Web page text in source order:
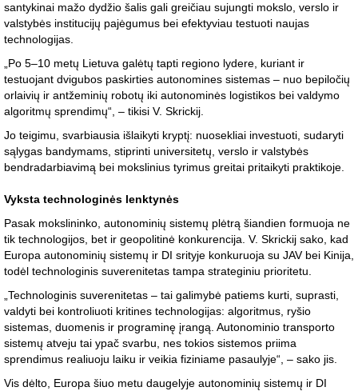
santykinai mažo dydžio šalis gali greičiau sujungti mokslo, verslo ir
valstybės institucijų pajėgumus bei efektyviau testuoti naujas
technologijas.
„Po 5–10 metų Lietuva galėtų tapti regiono lydere, kuriant ir
testuojant dvigubos paskirties autonomines sistemas – nuo bepiločių
orlaivių ir antžeminių robotų iki autonominės logistikos bei valdymo
algoritmų sprendimų“, – tikisi V. Skrickij.
Jo teigimu, svarbiausia išlaikyti kryptį: nuosekliai investuoti, sudaryti
sąlygas bandymams, stiprinti universitetų, verslo ir valstybės
bendradarbiavimą bei mokslinius tyrimus greitai pritaikyti praktikoje.
Vyksta technologinės lenktynės
Pasak mokslininko, autonominių sistemų plėtrą šiandien formuoja ne
tik technologijos, bet ir geopolitinė konkurencija. V. Skrickij sako, kad
Europa autonominių sistemų ir DI srityje konkuruoja su JAV bei Kinija,
todėl technologinis suverenitetas tampa strateginiu prioritetu.
„Technologinis suverenitetas – tai galimybė patiems kurti, suprasti,
valdyti bei kontroliuoti kritines technologijas: algoritmus, ryšio
sistemas, duomenis ir programinę įrangą. Autonominio transporto
sistemų atveju tai ypač svarbu, nes tokios sistemos priima
sprendimus realiuoju laiku ir veikia fiziniame pasaulyje“, – sako jis.
Vis dėlto, Europa šiuo metu daugelyje autonominių sistemų ir DI